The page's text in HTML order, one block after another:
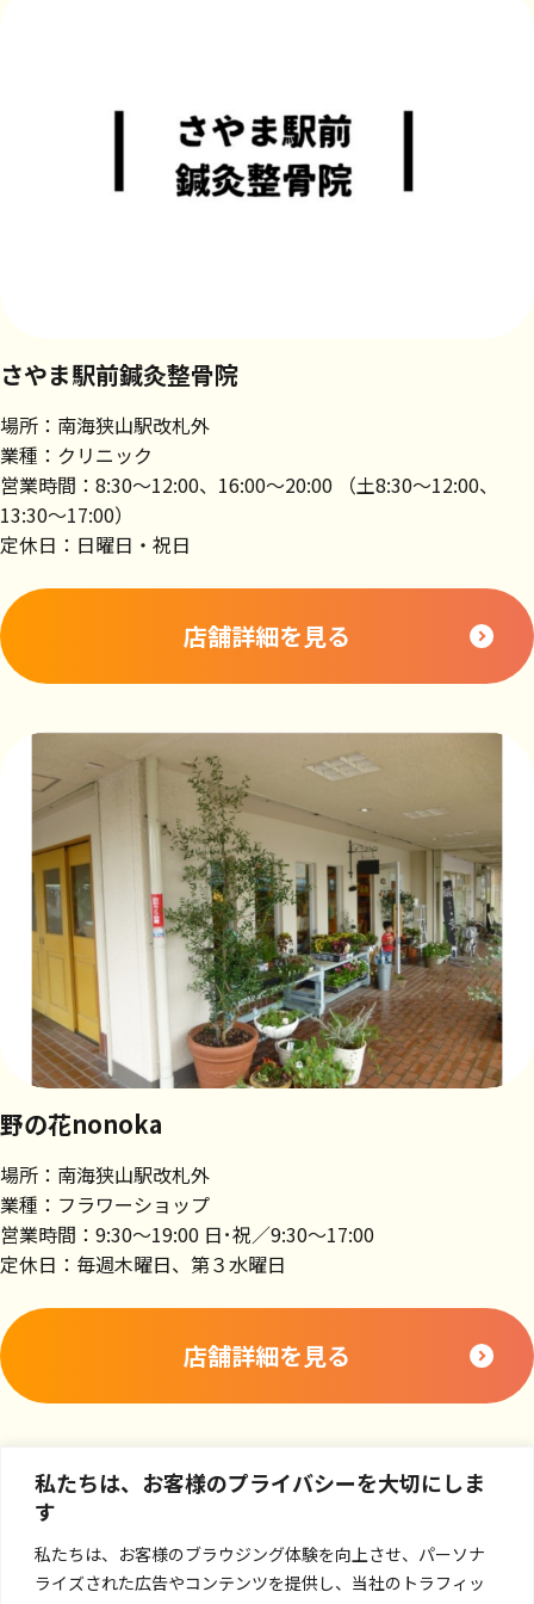
私たちは、お客様のプライバシーを大切にしま
す
私たちは、お客様のブラウジング体験を向上させ、パーソナ
ライズされた広告やコンテンツを提供し、当社のトラフィッ
さやま駅前鍼灸整骨院
場所：南海狭山駅改札外
業種：クリニック
営業時間：8:30～12:00、16:00～20:00 （土8:30～12:00、
13:30～17:00）
定休日：日曜日・祝日
店舗詳細を見る
野の花nonoka
場所：南海狭山駅改札外
業種：フラワーショップ
営業時間：9:30～19:00 日･祝／9:30～17:00
定休日：毎週木曜日、第３水曜日
店舗詳細を見る